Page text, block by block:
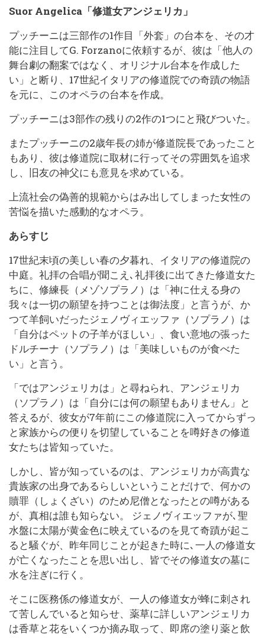
Suor Angelica「修道女アンジェリカ」
プッチーニは三部作の1作目「外套」の台本を、その才
能に注目してG. Forzanoに依頼するが、彼は「他人の
舞台劇の翻案ではなく、オリジナル台本を作成した
い」と断り、17世紀イタリアの修道院での奇蹟の物語
を元に、このオペラの台本を作成。
プッチーニは3部作の残りの2作の1つにと飛びついた。
またプッチーニの2歳年長の姉が修道院長であったこと
もあり、彼は修道院に取材に行ってその雰囲気を追求
し、旧友の神父にも意見を求めている。
上流社会の偽善的規範からはみ出してしまった女性の
苦悩を描いた感動的なオペラ。
あらすじ
17世紀末頃の美しい春の夕暮れ、イタリアの修道院の
中庭。礼拝の合唱が聞こえ､礼拝後に出てきた修道女た
ちに、修練長（メゾソプラノ）は「神に仕える身の
我々は一切の願望を持つことは御法度」と言うが、か
つて羊飼いだったジェノヴィエッファ（ソプラノ）は
「自分はペットの子羊がほしい」、食い意地の張った
ドルチーナ（ソプラノ）は「美味しいものが食べた
い」と言う。
「ではアンジェリカは」と尋ねられ、アンジェリカ
（ソプラノ）は「自分には何の願望もありません」と
答えるが、彼女が7年前にこの修道院に入ってからずっ
と家族からの便りを切望していることを噂好きの修道
女たちは皆知っていた。
しかし、皆が知っているのは、アンジェリカが高貴な
貴族家の出身であるらしいということだけで、何かの
贖罪（しょくざい）のため尼僧となったとの噂がある
が、真相は誰も知らない。 ジェノヴィエッファが､聖
水盤に太陽が黄金色に映えているのを見て奇蹟が起こ
ると騒ぐが、昨年同じことが起きた時に､一人の修道女
が亡くなったことを思い出し、皆でその修道女の墓に
水を注ぎに行く。
そこに医務係の修道女が、一人の修道女が蜂に刺され
て苦しんでいると知らせ、薬草に詳しいアンジェリカ
は香草と花をいくつか摘み取って、即席の塗り薬と飲